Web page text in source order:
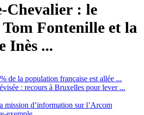
Chevalier : le
Fontenille et la
Inès ...
de la population française est allée ...
: recours à Bruxelles pour lever ...
mission d’information sur l’Arcom